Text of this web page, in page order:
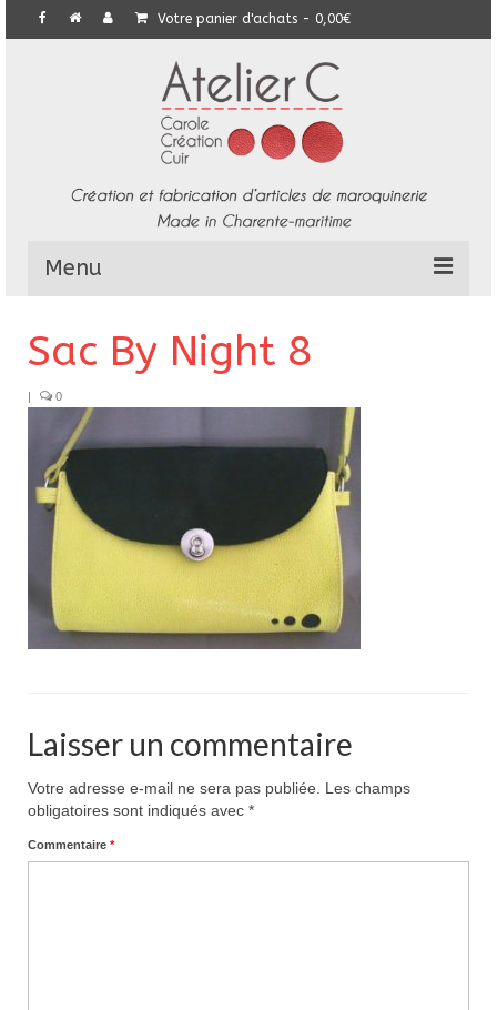
Votre panier d'achats - 0,00€
Menu
Collection
Commandes particulières
E-Boutique
Pour acheter
Sac By Night 8
| 0
Laisser un commentaire
Votre adresse e-mail ne sera pas publiée.
Les champs
obligatoires sont indiqués avec *
Commentaire *